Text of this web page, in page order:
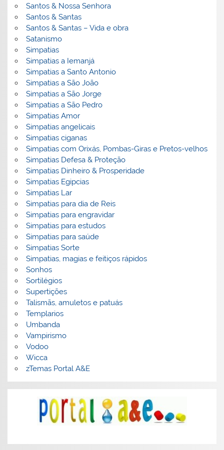
Santos & Nossa Senhora
Santos & Santas
Santos & Santas – Vida e obra
Satanismo
Simpatias
Simpatias a Iemanjá
Simpatias a Santo Antonio
Simpatias a São João
Simpatias a São Jorge
Simpatias a São Pedro
Simpatias Amor
Simpatias angelicais
Simpatias ciganas
Simpatias com Orixás, Pombas-Giras e Pretos-velhos
Simpatias Defesa & Proteção
Simpatias Dinheiro & Prosperidade
Simpatias Egipcias
Simpatias Lar
Simpatias para dia de Reis
Simpatias para engravidar
Simpatias para estudos
Simpatias para saúde
Simpatias Sorte
Simpatias, magias e feitiços rápidos
Sonhos
Sortilégios
Supertições
Talismãs, amuletos e patuás
Templarios
Umbanda
Vampirismo
Vodoo
Wicca
zTemas Portal A&E